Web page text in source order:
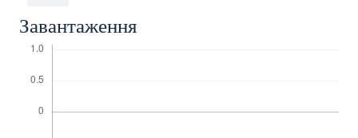
Завантаження